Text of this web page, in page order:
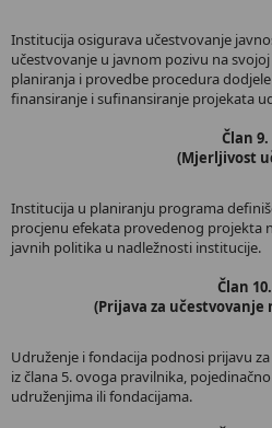
Institucija osigurava učestvovanje
učestvovanje u javnom pozivu na
planiranja i provedbe procedura
finansiranje i sufinansiranje projekata
Član 9.
(Mjerljivost
Institucija u planiranju programa
procjenu efekata provedenog projekta
javnih politika u nadležnosti institucije.
Član 10.
(Prijava za učestvovanje
Udruženje i fondacija podnosi prijavu
iz člana 5. ovoga pravilnika,
udruženjima ili fondacijama.